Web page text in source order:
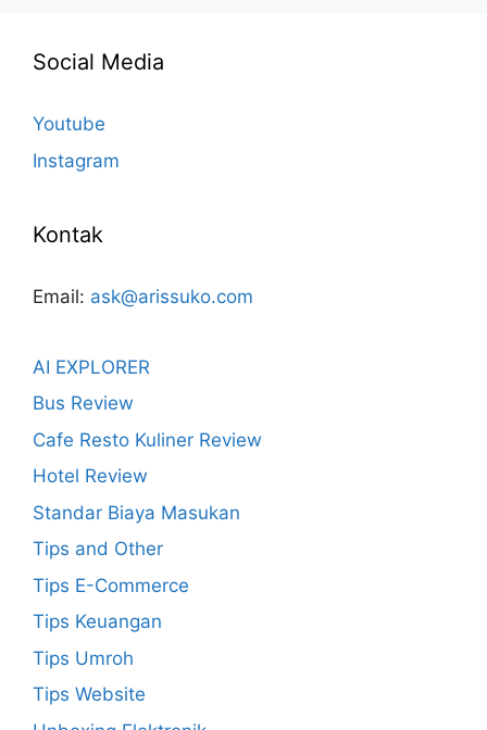
Social Media
Youtube
Instagram
Kontak
Email: ask@arissuko.com
AI EXPLORER
Bus Review
Cafe Resto Kuliner Review
Hotel Review
Standar Biaya Masukan
Tips and Other
Tips E-Commerce
Tips Keuangan
Tips Umroh
Tips Website